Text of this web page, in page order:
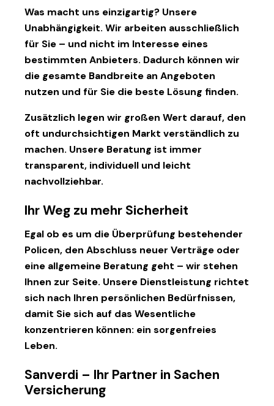
Was macht uns einzigartig? Unsere
Unabhängigkeit. Wir arbeiten ausschließlich
für Sie – und nicht im Interesse eines
bestimmten Anbieters. Dadurch können wir
die gesamte Bandbreite an Angeboten
nutzen und für Sie die beste Lösung finden.
Zusätzlich legen wir großen Wert darauf, den
oft undurchsichtigen Markt verständlich zu
machen. Unsere Beratung ist immer
transparent, individuell und leicht
nachvollziehbar.
Ihr Weg zu mehr Sicherheit
Egal ob es um die Überprüfung bestehender
Policen, den Abschluss neuer Verträge oder
eine allgemeine Beratung geht – wir stehen
Ihnen zur Seite. Unsere Dienstleistung richtet
sich nach Ihren persönlichen Bedürfnissen,
damit Sie sich auf das Wesentliche
konzentrieren können: ein sorgenfreies
Leben.
Sanverdi – Ihr Partner in Sachen
Versicherung